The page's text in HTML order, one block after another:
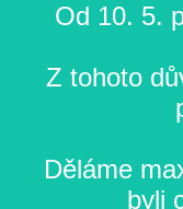
Od 10. 5.
Z tohoto
Děláme
byli